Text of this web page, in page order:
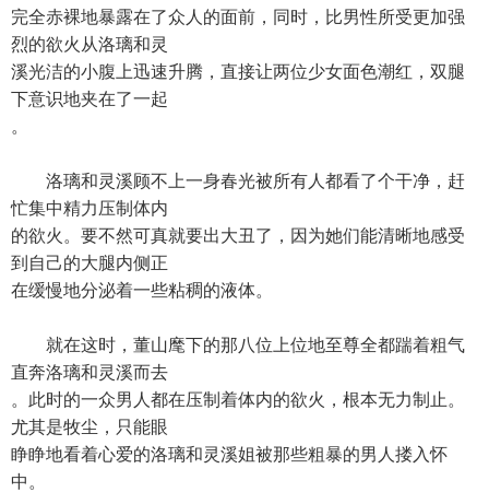
完全赤裸地暴露在了众人的面前，同时，比男性所受更加强
烈的欲火从洛璃和灵
溪光洁的小腹上迅速升腾，直接让两位少女面色潮红，双腿
下意识地夹在了一起
。
洛璃和灵溪顾不上一身春光被所有人都看了个干净，赶
忙集中精力压制体内
的欲火。要不然可真就要出大丑了，因为她们能清晰地感受
到自己的大腿内侧正
在缓慢地分泌着一些粘稠的液体。
就在这时，董山麾下的那八位上位地至尊全都踹着粗气
直奔洛璃和灵溪而去
。此时的一众男人都在压制着体内的欲火，根本无力制止。
尤其是牧尘，只能眼
睁睁地看着心爱的洛璃和灵溪姐被那些粗暴的男人搂入怀
中。